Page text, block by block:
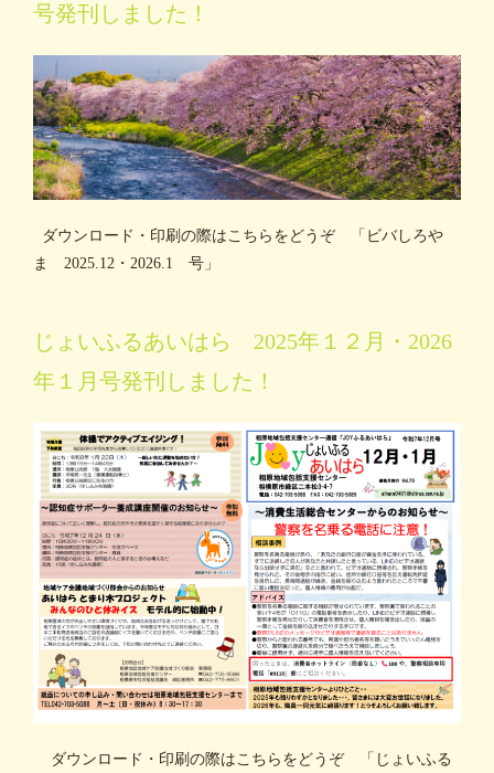
号発刊しました！
ダウンロード・印刷の際はこちらをどうぞ 「ビバしろや
ま 2025.12・2026.1 号」
じょいふるあいはら 2025年１２月・2026
年１月号発刊しました！
ダウンロード・印刷の際はこちらをどうぞ 「じょいふる